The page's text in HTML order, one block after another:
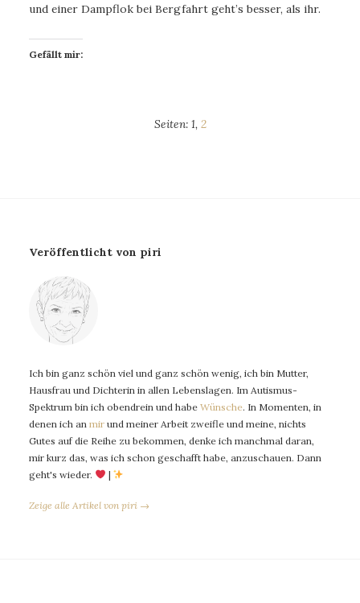
und einer Dampflok bei Bergfahrt geht’s besser, als ihr.
Gefällt mir:
Seiten: 1, 2
Veröffentlicht von piri
Ich bin ganz schön viel und ganz schön wenig, ich bin Mutter,
Hausfrau und Dichterin in allen Lebenslagen. Im Autismus-
Spektrum bin ich obendrein und habe Wünsche. In Momenten, in
denen ich an mir und meiner Arbeit zweifle und meine, nichts
Gutes auf die Reihe zu bekommen, denke ich manchmal daran,
mir kurz das, was ich schon geschafft habe, anzuschauen. Dann
geht's wieder.
|
Zeige alle Artikel von piri →